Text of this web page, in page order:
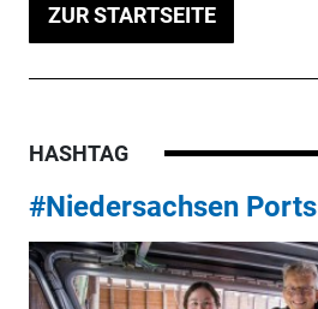
ZUR STARTSEITE
HASHTAG
#Niedersachsen Ports